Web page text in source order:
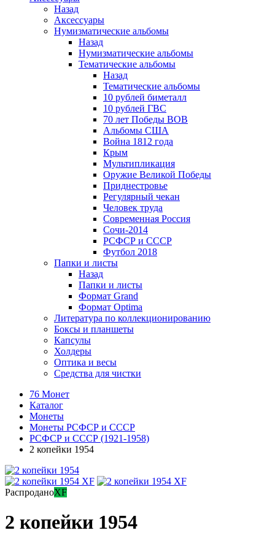
Назад
Аксессуары
Нумизматические альбомы
Назад
Нумизматические альбомы
Тематические альбомы
Назад
Тематические альбомы
10 рублей биметалл
10 рублей ГВС
70 лет Победы ВОВ
Альбомы США
Война 1812 года
Крым
Мультипликация
Оружие Великой Победы
Приднестровье
Регулярный чекан
Человек труда
Современная Россия
Сочи-2014
РСФСР и СССР
Футбол 2018
Папки и листы
Назад
Папки и листы
Формат Grand
Формат Optima
Литература по коллекционированию
Боксы и планшеты
Капсулы
Холдеры
Оптика и весы
Средства для чистки
76 Монет
Каталог
Монеты
Монеты РСФСР и СССР
РСФСР и СССР (1921-1958)
2 копейки 1954
РаспроданоXF
2 копейки 1954